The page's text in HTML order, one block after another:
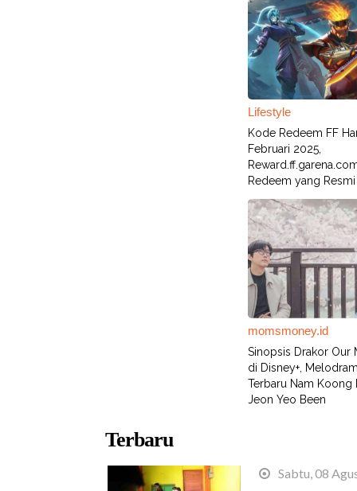
Lifestyle
Kode Redeem FF
Februari 2025,
Redeem yang Resmi
momsmoney.id
Sinopsis Drakor Our
di Disney+,
Terbaru Nam Koong
Jeon Yeo Been
Terbaru
Sabtu, 08